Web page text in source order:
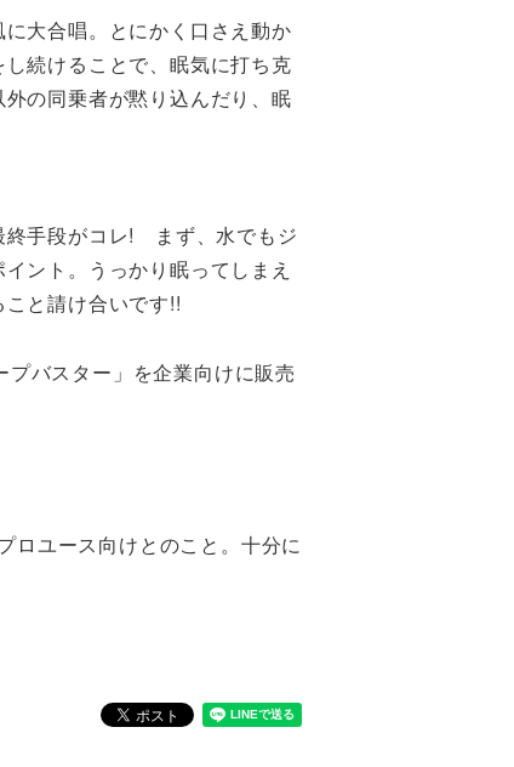
大合唱。とにかく口さえ動か
続けることで、眠気に打ち克
の同乗者が黙り込んだり、眠
終手段がコレ! まず、水でもジ
ント。うっかり眠ってしまえ
と請け合いです!!
バスター」を企業向けに販売
ロユース向けとのこと。十分に